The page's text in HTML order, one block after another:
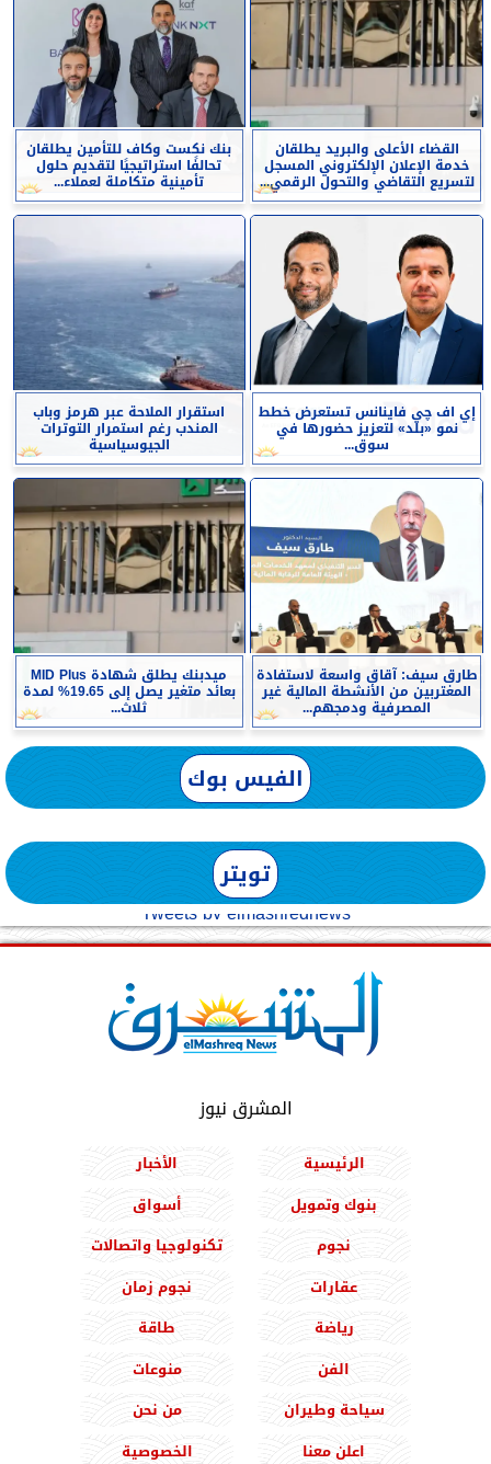
القضاء الأعلى والبريد يطلقان
خدمة الإعلان الإلكتروني المسجل
لتسريع التقاضي والتحول الرقمي...
بنك نكست وكاف للتأمين يطلقان
تحالفًا استراتيجيًا لتقديم حلول
تأمينية متكاملة لعملاء...
إي اف چي فاينانس تستعرض خطط
نمو «بلد» لتعزيز حضورها في
سوق...
استقرار الملاحة عبر هرمز وباب
المندب رغم استمرار التوترات
الجيوسياسية
طارق سيف: آقاق واسعة لاستفادة
المغتربين من الأنشطة المالية غير
المصرفية ودمجهم...
ميدبنك يطلق شهادة MID Plus
بعائد متغير يصل إلى 19.65% لمدة
ثلاث...
الفيس بوك
تويتر
Tweets by elmashreqnews
المشرق نيوز
الرئيسية
الأخبار
بنوك وتمويل
أسواق
نجوم
تكنولوجيا واتصالات
عقارات
نجوم زمان
رياضة
طاقة
الفن
منوعات
سياحة وطيران
من نحن
اعلن معنا
الخصوصية